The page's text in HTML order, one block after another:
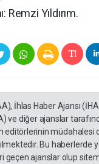
Remzi Yıldırım.
İhlas Haber Ajansı
ve diğer ajanslar
editörlerinin müdahalesi
Bu haberlerde
geçen ajanslar olup